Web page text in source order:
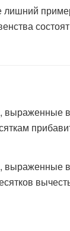
лишний
выраженные в
выраженные в